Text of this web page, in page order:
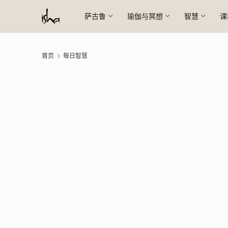
萨古鲁 瑜伽与冥想 智慧
首页 每日智慧